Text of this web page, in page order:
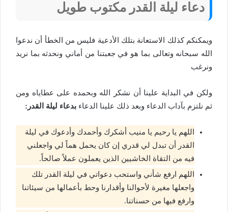
دعاء ليلة القدر مكتوب طويل
ويمكنكم كذلك الاستعانة بتلك الأدعية فليس من الخطأ أن ندعوا
الله سبحانه وتعالى بما هو في جعبتنا من أماني ونحدثه بما نريد
ونرغب
ولكن في البداية علينا أن نشكر الله وبحمده على عطاياه ومن
ثم نلتزم بآداب الدعاء وبعد ذلك علينا الدعاء بدعاء ليلة القدر:
اللهم يا رحيم يا منيب أشكرك وأحمدك وأدعوك في ليلة
القدر أن تبدل لي قدري إن كان يحمل هماً لي واجعلني
فيه من التقاة الخاشيين الذين يعملون عملاً صالحاً.
اللهم ارفع شأني واستحب دعواتي في ليلة القدر تلك
واجعلها مغيرة لأحوالنا وأقدارنا وحط بأعمالها من سيئاتنا
وارفع فيها من حسناتنا.